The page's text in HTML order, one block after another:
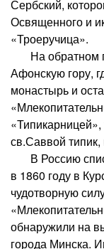
Сербский,
Освященного и
«Троеручица».
На обратном
Афонскую гору,
монастырь и
св.Саввой типик,
В Россию
в 1860 году в
чудотворную
обнаружили на
города Минска.